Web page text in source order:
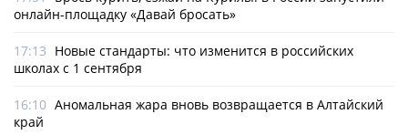
онлайн-­площадку «Давай бросать»
17:13 Новые стандарты: что изменится в российских
школах с 1 сентября
16:10 Аномальная жара вновь возвращается в Алтайский
край